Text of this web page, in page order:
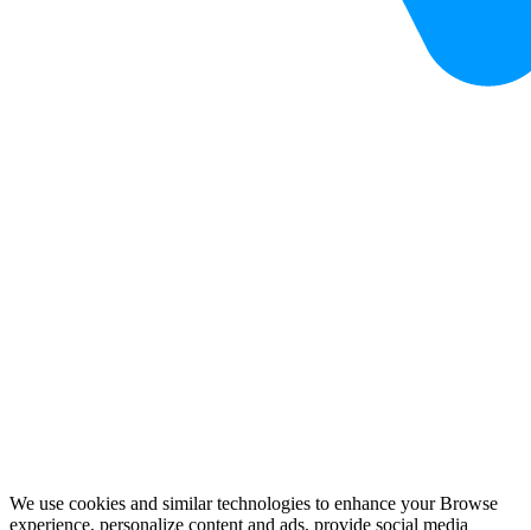
We use cookies and similar technologies to enhance your Browse
experience, personalize content and ads, provide social media